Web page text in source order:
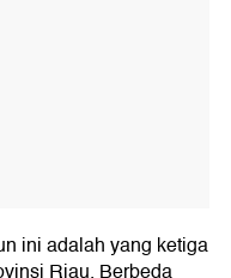
ini adalah yang ketiga